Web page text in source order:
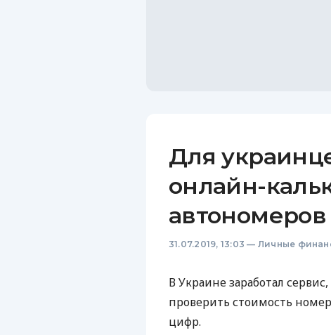
Для
онлайн-
автономеров
31.07.2019, 13:03 — Личные
В Украине заработал
проверить стоимость
цифр.